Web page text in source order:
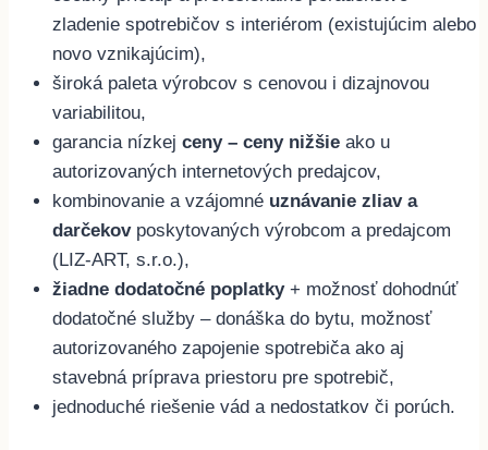
zladenie spotrebičov s interiérom (existujúcim alebo
novo vznikajúcim),
široká paleta výrobcov s cenovou i dizajnovou
variabilitou,
garancia nízkej ceny – ceny nižšie ako u
autorizovaných internetových predajcov,
kombinovanie a vzájomné uznávanie zliav a
darčekovposkytovaných výrobcom a predajcom
(LIZ-ART, s.r.o.),
žiadne dodatočné poplatky+ možnosť dohodnúť
dodatočné služby – donáška do bytu, možnosť
autorizovaného zapojenie spotrebiča ako aj
stavebná príprava priestoru pre spotrebič,
jednoduché riešenie vád a nedostatkov či porúch.